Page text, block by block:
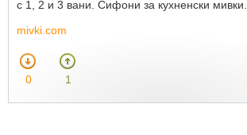
с 1, 2 и 3 вани. Сифони за кухненски мивки.
mivki.com
0 1